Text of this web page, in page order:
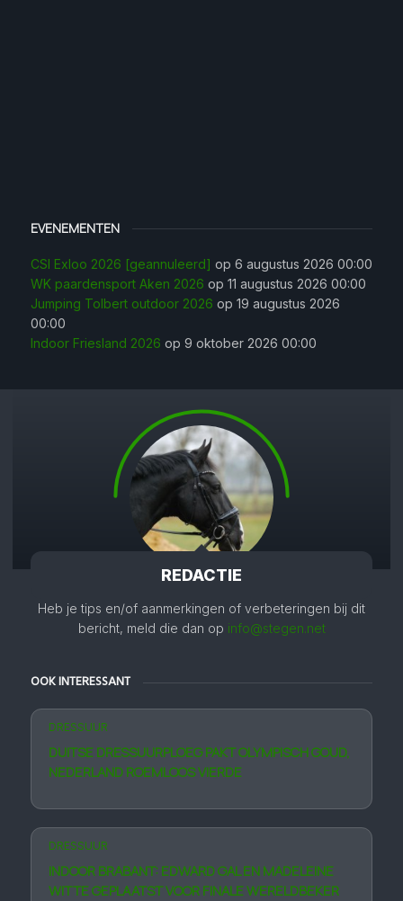
REDACTIE
Heb je tips en/of aanmerkingen of verbeteringen bij dit
bericht, meld die dan op info@stegen.net
OOK INTERESSANT
DRESSUUR
DUITSE DRESSUURPLOEG PAKT OLYMPISCH GOUD,
NEDERLAND ROEMLOOS VIERDE
DRESSUUR
INDOOR BRABANT: EDWARD GAL EN MADELEINE
WITTE GEPLAATST VOOR FINALE WERELDBEKER
EVENEMENTEN
CSI Exloo 2026 [geannuleerd] op 6 augustus 2026 00:00
WK paardensport Aken 2026 op 11 augustus 2026 00:00
Jumping Tolbert outdoor 2026 op 19 augustus 2026
00:00
Indoor Friesland 2026 op 9 oktober 2026 00:00